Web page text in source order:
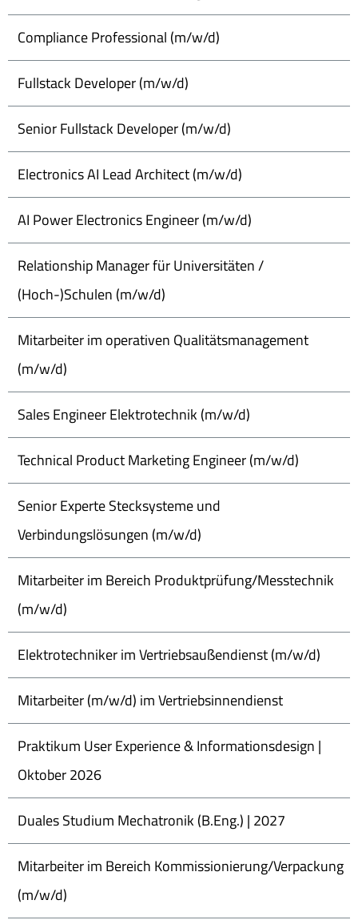
Compliance Professional (m/w/d)
Fullstack Developer (m/w/d)
Senior Fullstack Developer (m/w/d)
Electronics AI Lead Architect (m/w/d)
AI Power Electronics Engineer (m/w/d)
Relationship Manager für Universitäten /
(Hoch-)Schulen (m/w/d)
Mitarbeiter im operativen Qualitätsmanagement
(m/w/d)
Sales Engineer Elektrotechnik (m/w/d)
Technical Product Marketing Engineer (m/w/d)
Senior Experte Stecksysteme und
Verbindungslösungen (m/w/d)
Mitarbeiter im Bereich Produktprüfung/Messtechnik
(m/w/d)
Elektrotechniker im Vertriebsaußendienst (m/w/d)
Mitarbeiter (m/w/d) im Vertriebsinnendienst
Praktikum User Experience & Informationsdesign |
Oktober 2026
Duales Studium Mechatronik (B.Eng.) | 2027
Mitarbeiter im Bereich Kommissionierung/Verpackung
(m/w/d)